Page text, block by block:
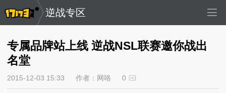
逆战专区
专属品牌站上线 逆战NSL联赛邀你战出
名堂
2015-12-03 15:33 作者：网咯 0